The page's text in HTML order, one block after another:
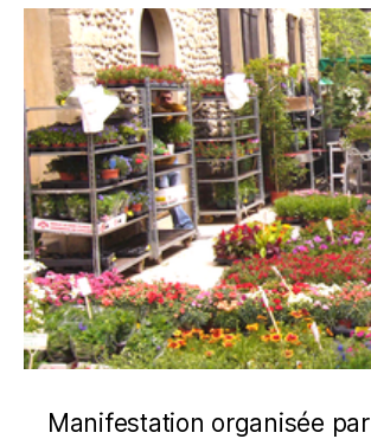
Manifestation organisée par